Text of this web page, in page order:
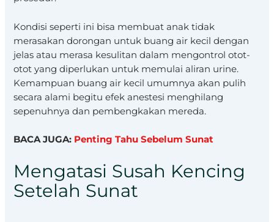
Kondisi seperti ini bisa membuat anak tidak
merasakan dorongan untuk buang air kecil dengan
jelas atau merasa kesulitan dalam mengontrol otot-
otot yang diperlukan untuk memulai aliran urine.
Kemampuan buang air kecil umumnya akan pulih
secara alami begitu efek anestesi menghilang
sepenuhnya dan pembengkakan mereda.
BACA JUGA: Penting Tahu Sebelum Sunat
Mengatasi Susah Kencing
Setelah Sunat